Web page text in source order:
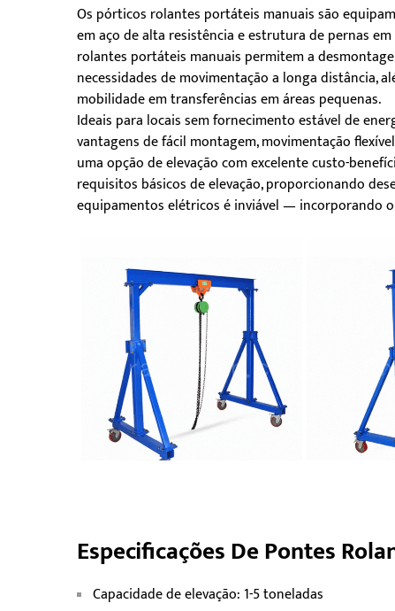
Os pórticos rolantes portáteis manuais são
em aço de alta resistência e estrutura de pernas
rolantes portáteis manuais permitem a
necessidades de movimentação a longa distância,
mobilidade em transferências em áreas pequenas.
Ideais para locais sem fornecimento estável de
vantagens de fácil montagem, movimentação
uma opção de elevação com excelente custo-
requisitos básicos de elevação, proporcionando
equipamentos elétricos é inviável — incorporando
Especificações De Pontes
Capacidade de elevação: 1-5 toneladas